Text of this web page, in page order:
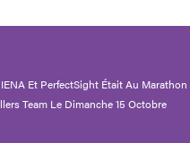
IENA Et PerfectSight Était Au Marathon
Team Le Dimanche 15 Octobre